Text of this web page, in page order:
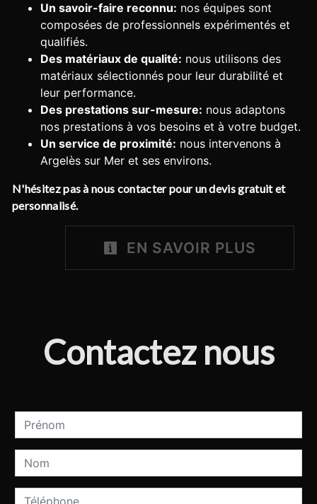
Un savoir-faire reconnu: nos équipes sont
composées de professionnels expérimentés et
qualifiés.
Des matériaux de qualité: nous utilisons des
matériaux sélectionnés pour leur durabilité et
leur performance.
Des prestations sur-mesure: nous adaptons
nos prestations à vos besoins et à votre budget.
Un service de proximité: nous intervenons à
Argelès sur Mer et ses environs.
N'hésitez pas à nous contacter pour un devis gratuit et
personnalisé.
EN SAVOIR PLUS
Contactez nous